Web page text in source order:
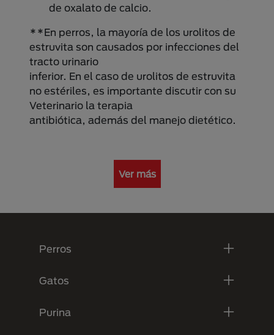
de oxalato de calcio.
**En perros, la mayoría de los urolitos de
estruvita son causados por infecciones del
tracto urinario
inferior. En el caso de urolitos de estruvita
no estériles, es importante discutir con su
Veterinario la terapia
antibiótica, además del manejo dietético.
Ver más
Perros
Gatos
Purina